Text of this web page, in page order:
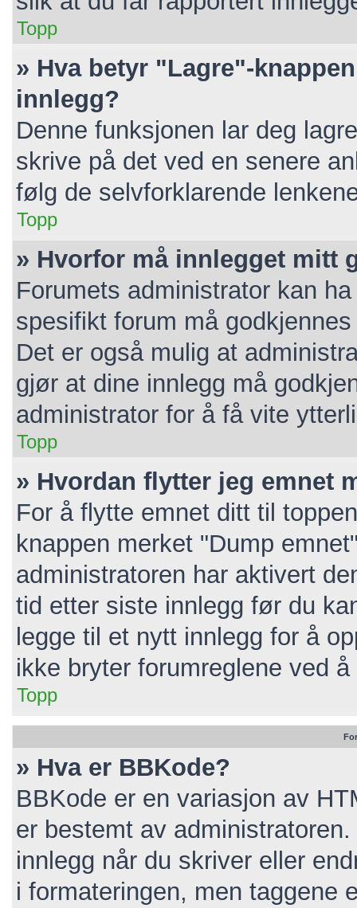
Topp
» Hva betyr "Lagre"-
innlegg?
Denne funksjonen lar deg
skrive på det ved en senere
følg de selvforklarende
Topp
» Hvorfor må innlegget mitt
Forumets administrator kan
spesifikt forum må
Det er også mulig at
gjør at dine innlegg må
administrator for å få vite
Topp
» Hvordan flytter jeg emnet
For å flytte emnet ditt til
knappen merket "Dump
administratoren har aktivert
tid etter siste innlegg før du
legge til et nytt innlegg for å
ikke bryter forumreglene ved
Topp
» Hva er BBKode?
BBKode er en variasjon av
er bestemt av
innlegg når du skriver eller
i formateringen, men taggene